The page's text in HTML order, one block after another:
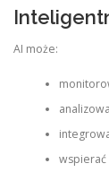
AI może:
wspierać